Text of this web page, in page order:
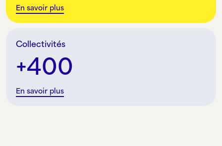
En savoir plus
Collectivités
400
En savoir plus